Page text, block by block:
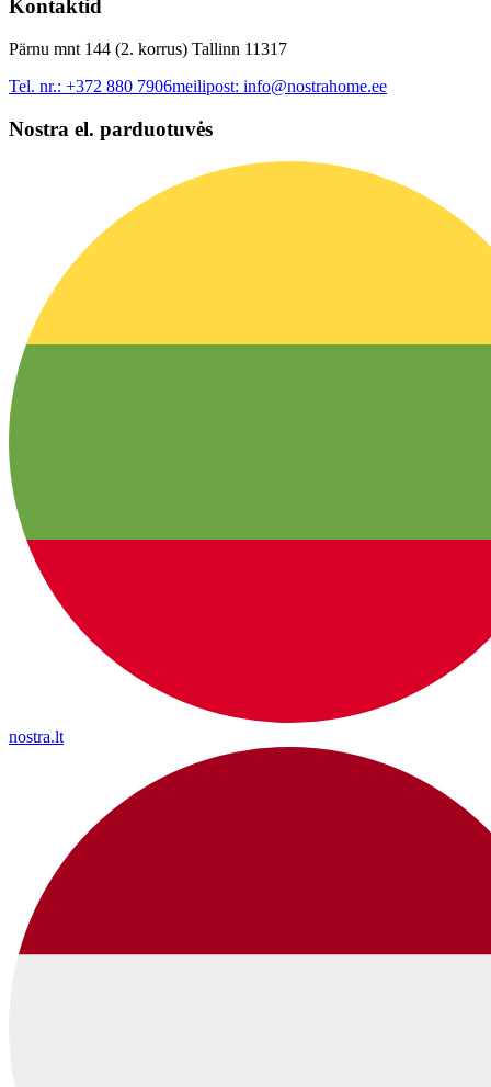
Kontaktid
Pärnu mnt 144 (2. korrus) Tallinn 11317
Tel. nr.: +372 880 7906meilipost: info@nostrahome.ee
Nostra el. parduotuvės
nostra.lt